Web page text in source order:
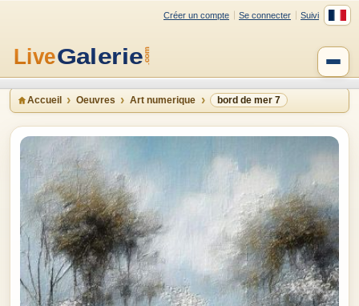
Créer un compte Se connecter Suivi
Accueil Oeuvres Art numerique bord de mer 7